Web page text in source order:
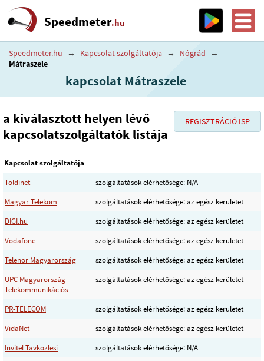
Speedmeter.hu
Speedmeter.hu → Kapcsolat szolgáltatója → Nógrád
→
Mátraszele
kapcsolat Mátraszele
REGISZTRÁCIÓ ISP
a kiválasztott helyen lévő
kapcsolatszolgáltatók listája
Kapcsolat szolgáltatója
Toldinet
szolgáltatások elérhetősége: N/A
Magyar Telekom
szolgáltatások elérhetősége: az egész kerületet
DIGI.hu
szolgáltatások elérhetősége: az egész kerületet
Vodafone
szolgáltatások elérhetősége: az egész kerületet
Telenor Magyarország
szolgáltatások elérhetősége: az egész kerületet
UPC Magyarország
Telekommunikációs
szolgáltatások elérhetősége: az egész kerületet
PR-TELECOM
szolgáltatások elérhetősége: az egész kerületet
VidaNet
szolgáltatások elérhetősége: az egész kerületet
Invitel Tavkozlesi
szolgáltatások elérhetősége: N/A